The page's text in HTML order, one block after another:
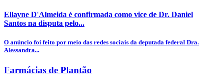
Ellayne D'Almeida é confirmada como vice de Dr. Daniel
Santos na disputa pelo...
O anúncio foi feito por meio das redes sociais da deputada federal Dra.
Alessandra...
Farmácias de Plantão